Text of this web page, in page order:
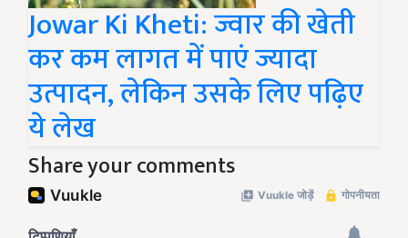
Jowar Ki Kheti: ज्वार की खेती
कर कम लागत में पाएं ज्यादा
उत्पादन, लेकिन उसके लिए पढ़िए
ये लेख
Share your comments